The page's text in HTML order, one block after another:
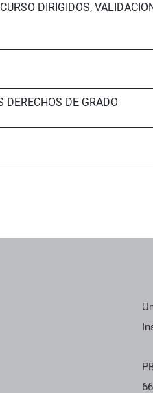
DIRIGIDOS,
DERECHOS DE GRADO